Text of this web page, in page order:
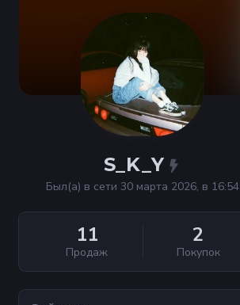
S_K_Y
Был(а) в сети 30 марта 2026, в 16:54
11
Продаж
2
Покупок